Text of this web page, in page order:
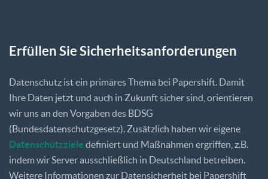
Erfüllen​ ​Sie​ ​Sicherheitsanforderungen
Datenschutz ist ein primäres Thema bei Papershift. Damit
Ihre Daten jetzt und auch in Zukunft sicher sind, orientieren
wir uns an den Vorgaben des BDSG
(Bundesdatenschutzgesetz). Zusätzlich haben wir eigene
Datenschutzziele definiert und Maßnahmen ergriffen, z.B.
indem wir Server ausschließlich in Deutschland betreiben.
Weitere Informationen zur Datensicherheit bei Papershift